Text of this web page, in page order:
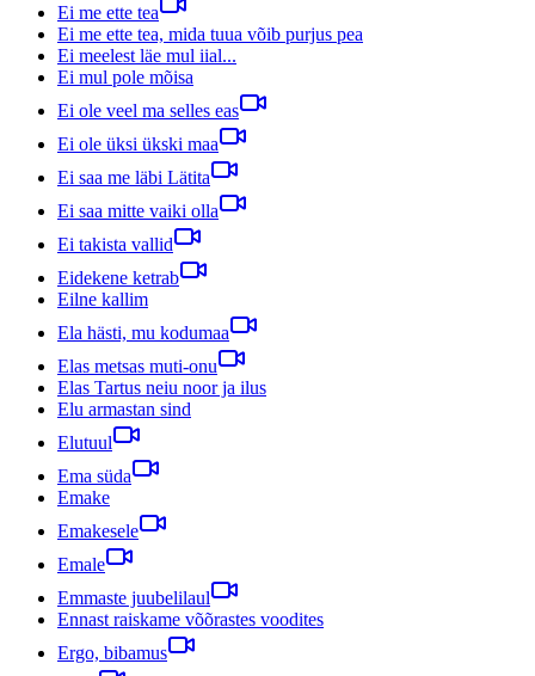
Ei me ette tea
Ei me ette tea, mida tuua võib purjus pea
Ei meelest läe mul iial...
Ei mul pole mõisa
Ei ole veel ma selles eas
Ei ole üksi ükski maa
Ei saa me läbi Lätita
Ei saa mitte vaiki olla
Ei takista vallid
Eidekene ketrab
Eilne kallim
Ela hästi, mu kodumaa
Elas metsas muti-onu
Elas Tartus neiu noor ja ilus
Elu armastan sind
Elutuul
Ema süda
Emake
Emakesele
Emale
Emmaste juubelilaul
Ennast raiskame võõrastes voodites
Ergo, bibamus